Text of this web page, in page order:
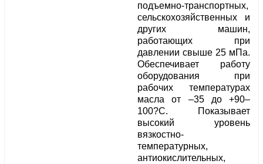
подъемно-транспортных,
сельскохозяйственных и
других машин,
работающих при
давлении свыше 25 мПа.
Обеспечивает работу
оборудования при
рабочих температурах
масла от –35 до +90–
100?С. Показывает
высокий уровень
вязкостно-
температурных,
антиокислительных,